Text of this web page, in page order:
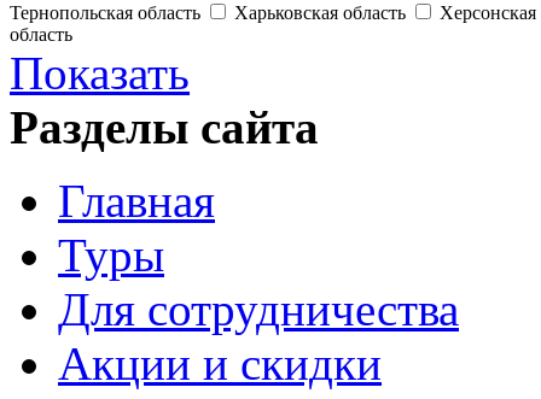
Тернопольская область
Харьковская область
Херсонская
область
Показать
Разделы сайта
Главная
Туры
Для сотрудничества
Акции и скидки